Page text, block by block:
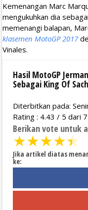
Kemenangan Marc
mengukuhkan dia
memenangi balapan,
klasemen MotoGP 2017
Vinales.
Hasil MotoGP
Sebagai King Of
Diterbitkan pada:
Rating : 4.43 / 5 dari 7
Berikan vote untuk
★★★★★
Jika artikel diatas
ke: